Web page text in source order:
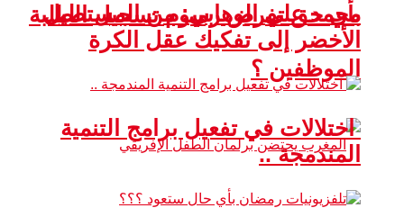
بأي حق تفرض رسوم تسجيل الطلبة
الموظفين ؟
محمد علي الوهابي: من المستطيل
الأخضر إلى تفكيك عقل الكرة
اختلالات في تفعيل برامج التنمية
المندمجة ..